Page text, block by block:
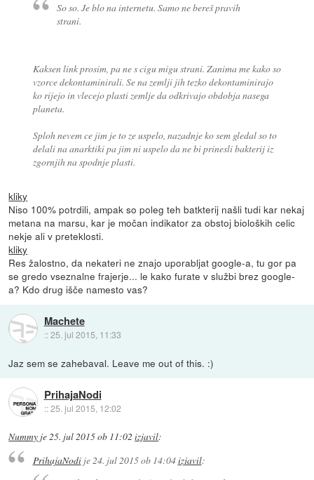
So so. Je blo na internetu. Samo ne bereš pravih
strani.
Kaksen link prosim, pa ne s cigu migu strani. Zanima me kako so
vzorce dekontaminirali. Se na zemlji jih tezko dekontaminirajo
ko rijejo in vlecejo plasti zemlje da odkrivajo obdobja nasega
planeta.
Sploh nevem ce jim je to ze uspelo, nazadnje ko sem gledal so to
delali na anarktiki pa jim ni uspelo da ne bi prinesli bakterij iz
zgornjih na spodnje plasti.
kliky
Niso 100% potrdili, ampak so poleg teh batkterij našli tudi kar nekaj
metana na marsu, kar je močan indikator za obstoj bioloških celic
nekje ali v preteklosti.
kliky
Res žalostno, da nekateri ne znajo uporabljat google-a, tu gor pa
se gredo vseznalne frajerje... le kako furate v službi brez google-
a? Kdo drug išče namesto vas?
Machete
::25. jul 2015, 11:33
Jaz sem se zahebaval. Leave me out of this. :)
PrihajaNodi
::25. jul 2015, 12:02
Nummy je25. jul 2015 ob 11:02 izjavil:
PrihajaNodije 24. jul 2015 ob 14:04izjavil: